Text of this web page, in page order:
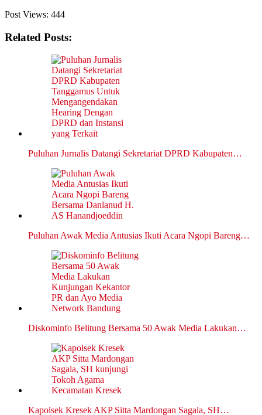
Post Views: 444
Related Posts:
Puluhan Jurnalis Datangi Sekretariat DPRD Kabupaten…
Puluhan Awak Media Antusias Ikuti Acara Ngopi Bareng…
Diskominfo Belitung Bersama 50 Awak Media Lakukan…
Kapolsek Kresek AKP Sitta Mardongan Sagala, SH…